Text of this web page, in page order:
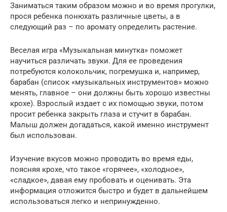
Заниматься таким образом можно и во время прогулки,
прося ребенка понюхать различные цветы, а в
следующий раз – по аромату определить растение.
Веселая игра «Музыкальная минутка» поможет
научиться различать звуки. Для ее проведения
потребуются колокольчик, погремушка и, например,
барабан (список «музыкальных инструментов» можно
менять, главное – они должны быть хорошо известны
крохе). Взрослый издает с их помощью звуки, потом
просит ребенка закрыть глаза и стучит в барабан.
Малыш должен догадаться, какой именно инструмент
был использован.
Изучение вкусов можно проводить во время еды,
поясняя крохе, что такое «горячее», «холодное»,
«сладкое», давая ему пробовать и оценивать. Эта
информация отложится быстро и будет в дальнейшем
использоваться легко и непринужденно.